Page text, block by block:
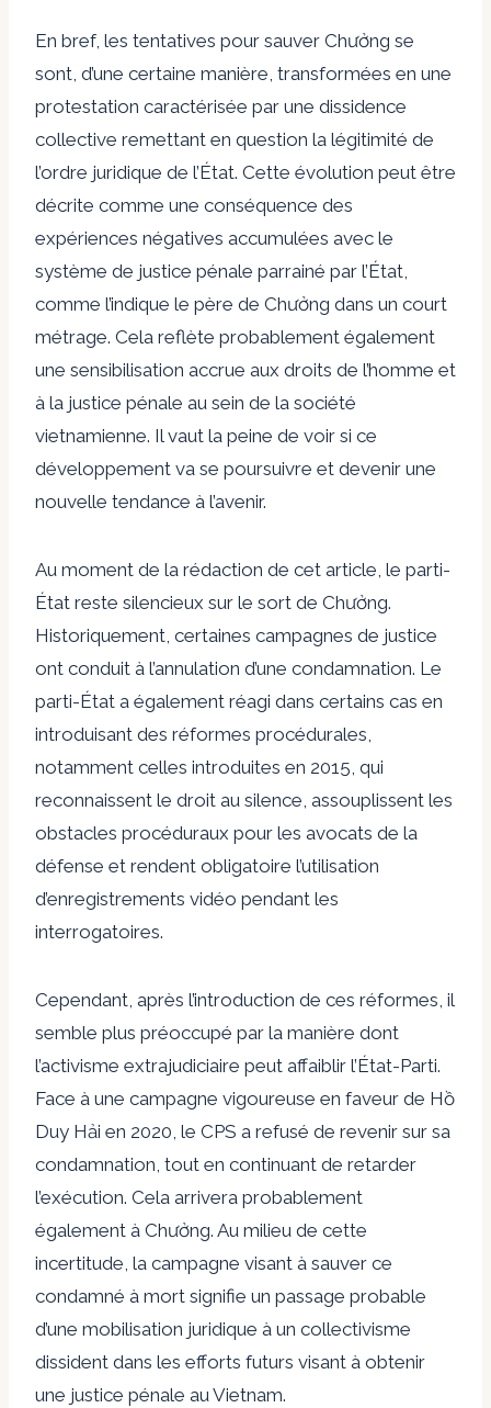
En bref, les tentatives pour sauver Chưởng se
sont, d’une certaine manière, transformées en une
protestation caractérisée par une dissidence
collective remettant en question la légitimité de
l’ordre juridique de l’État. Cette évolution peut être
décrite comme une conséquence des
expériences négatives accumulées avec le
système de justice pénale parrainé par l’État,
comme l’indique le père de Chưởng dans un court
métrage. Cela reflète probablement également
une sensibilisation accrue aux droits de l’homme et
à la justice pénale au sein de la société
vietnamienne. Il vaut la peine de voir si ce
développement va se poursuivre et devenir une
nouvelle tendance à l’avenir.
Au moment de la rédaction de cet article, le parti-
État reste silencieux sur le sort de Chưởng.
Historiquement, certaines campagnes de justice
ont conduit à l’annulation d’une condamnation. Le
parti-État a également réagi dans certains cas en
introduisant des réformes procédurales,
notamment celles introduites en 2015, qui
reconnaissent le droit au silence, assouplissent les
obstacles procéduraux pour les avocats de la
défense et rendent obligatoire l’utilisation
d’enregistrements vidéo pendant les
interrogatoires.
Cependant, après l’introduction de ces réformes, il
semble plus préoccupé par la manière dont
l’activisme extrajudiciaire peut affaiblir l’État-Parti.
Face à une campagne vigoureuse en faveur de Hồ
Duy Hải en 2020, le CPS a refusé de revenir sur sa
condamnation, tout en continuant de retarder
l’exécution. Cela arrivera probablement
également à Chưởng. Au milieu de cette
incertitude, la campagne visant à sauver ce
condamné à mort signifie un passage probable
d’une mobilisation juridique à un collectivisme
dissident dans les efforts futurs visant à obtenir
une justice pénale au Vietnam.